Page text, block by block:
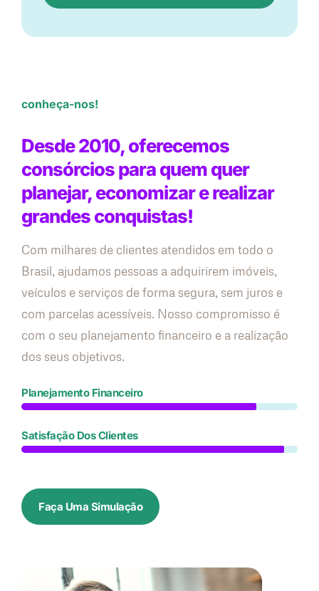
conheça-nos!
Desde 2010, oferecemos
consórcios para quem quer
planejar, economizar e realizar
grandes conquistas!
Com milhares de clientes atendidos em todo o
Brasil, ajudamos pessoas a adquirirem imóveis,
veículos e serviços de forma segura, sem juros e
com parcelas acessíveis. Nosso compromisso é
com o seu planejamento financeiro e a realização
dos seus objetivos.
Planejamento Financeiro
Satisfação Dos Clientes
Faça Uma Simulação